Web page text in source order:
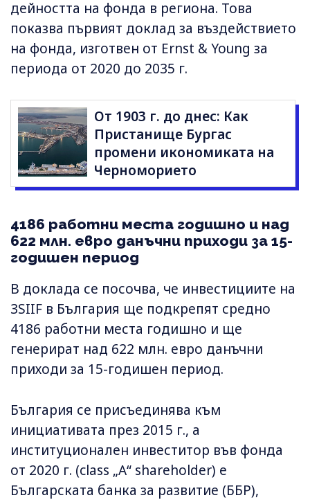
дейността на фонда в региона. Това
показва първият доклад за въздействието
на фонда, изготвен от Ernst & Young за
периода от 2020 до 2035 г.
От 1903 г. до днес: Как
Пристанище Бургас
промени икономиката на
Черноморието
4186 работни места годишно и над
622 млн. евро данъчни приходи за 15-
годишен период
В доклада се посочва, че инвестициите на
3SIIF в България ще подкрепят средно
4186 работни места годишно и ще
генерират над 622 млн. евро данъчни
приходи за 15-годишен период.
България се присъединява към
инициативата през 2015 г., а
институционален инвеститор във фонда
от 2020 г. (class „A“ shareholder) е
Българската банка за развитие (ББР),